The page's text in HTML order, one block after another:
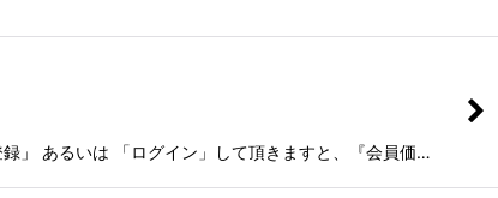
して頂きますと、『会員価…